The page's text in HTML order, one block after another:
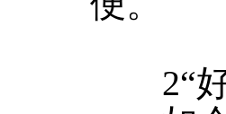
2“好”